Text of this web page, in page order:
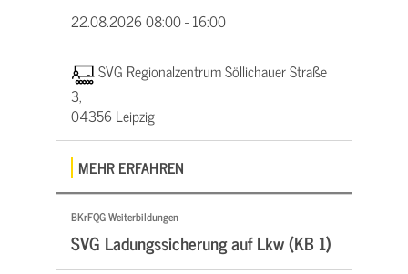
22.08.202608:00 - 16:00
SVG Regionalzentrum Söllichauer Straße
3,
04356 Leipzig
MEHR ERFAHREN
BKrFQG Weiterbildungen
SVG Ladungssicherung auf Lkw (KB 1)